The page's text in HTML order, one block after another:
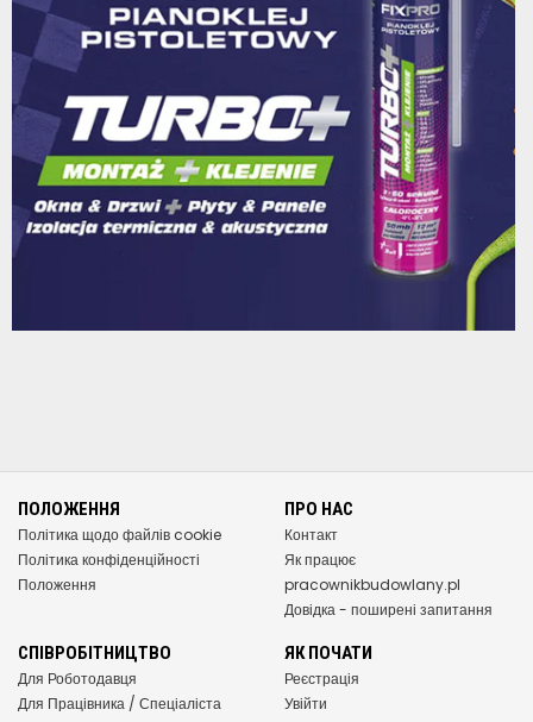
ПОЛОЖЕННЯ
Політика щодо файлів cookie
Політика конфіденційності
Положення
ПРО НАС
Контакт
Як працює
pracownikbudowlany.pl
Довідка - поширені запитання
СПІВРОБІТНИЦТВО
Для Роботодавця
Для Працівника / Спеціаліста
ЯК ПОЧАТИ
Реєстрація
Увійти